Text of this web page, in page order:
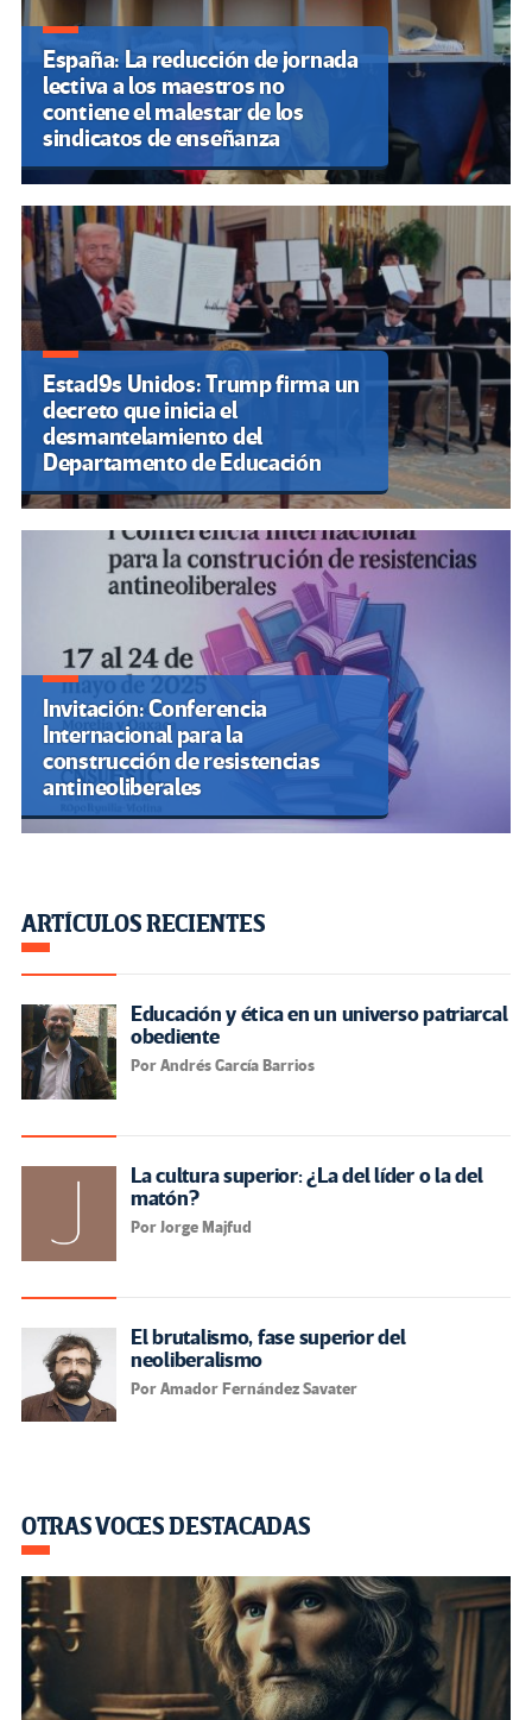
España: La reducción de jornada
lectiva a los maestros no
contiene el malestar de los
sindicatos de enseñanza
Estad9s Unidos: Trump firma un
decreto que inicia el
desmantelamiento del
Departamento de Educación
Invitación: Conferencia
Internacional para la
construcción de resistencias
antineoliberales
ARTÍCULOS RECIENTES
Educación y ética en un universo patriarcal
obediente
Por Andrés García Barrios
La cultura superior: ¿La del líder o la del
matón?
Por Jorge Majfud
El brutalismo, fase superior del
neoliberalismo
Por Amador Fernández Savater
OTRAS VOCES DESTACADAS